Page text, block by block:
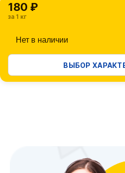
180 ₽
за 1 кг
Нет в наличии
ВЫБОР